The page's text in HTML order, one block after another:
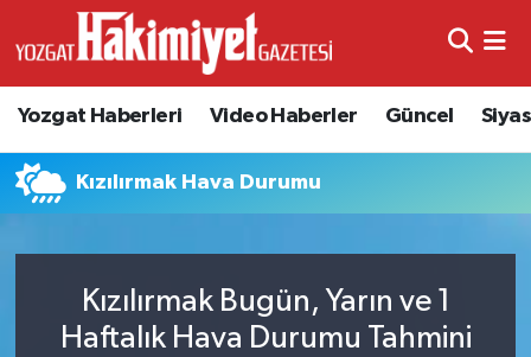
Yozgat Haberleri Video Haberler Güncel
Kızılırmak Hava Durumu
Kızılırmak Bugün, Yarın ve 1
Haftalık Hava Durumu Tahmini